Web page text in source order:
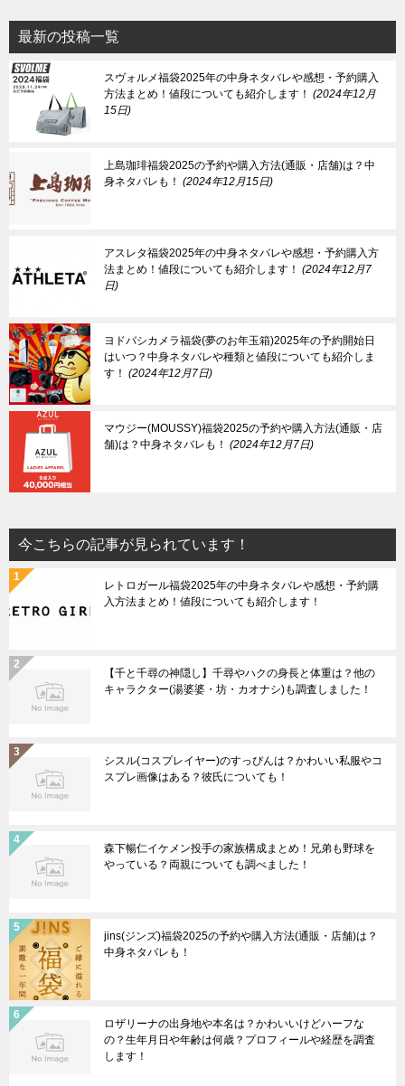
最新の投稿一覧
スヴォルメ福袋2025年の中身ネタバレや感想・予約購入
方法まとめ！値段についても紹介します！
2024年12月
15日
上島珈琲福袋2025の予約や購入方法(通販・店舗)は？中
身ネタバレも！
2024年12月15日
アスレタ福袋2025年の中身ネタバレや感想・予約購入方
法まとめ！値段についても紹介します！
2024年12月7
日
ヨドバシカメラ福袋(夢のお年玉箱)2025年の予約開始日
はいつ？中身ネタバレや種類と値段についても紹介しま
す！
2024年12月7日
マウジー(MOUSSY)福袋2025の予約や購入方法(通販・店
舗)は？中身ネタバレも！
2024年12月7日
今こちらの記事が見られています！
レトロガール福袋2025年の中身ネタバレや感想・予約購
入方法まとめ！値段についても紹介します！
【千と千尋の神隠し】千尋やハクの身長と体重は？他の
キャラクター(湯婆婆・坊・カオナシ)も調査しました！
シスル(コスプレイヤー)のすっぴんは？かわいい私服やコ
スプレ画像はある？彼氏についても！
森下暢仁イケメン投手の家族構成まとめ！兄弟も野球を
やっている？両親についても調べました！
jins(ジンズ)福袋2025の予約や購入方法(通販・店舗)は？
中身ネタバレも！
ロザリーナの出身地や本名は？かわいいけどハーフな
の？生年月日や年齢は何歳？プロフィールや経歴を調査
します！